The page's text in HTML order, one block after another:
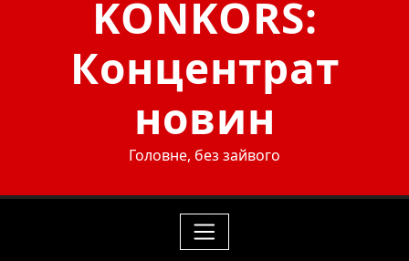
KONKORS:
Концентрат
новин
Головне, без зайвого